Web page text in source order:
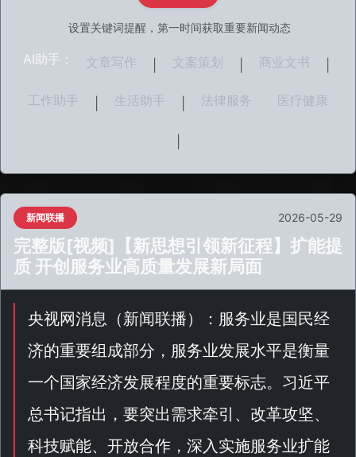
设置关键词提醒，第一时间获取重要新闻动态
AI助手： 文章写作 文案策划 商业文书
工作助手 生活助手 法律服务 医疗健康
新闻联播 2026-05-29
完整版[视频]【新思想引领新征程】扩能提
质 开创服务业高质量发展新局面
央视网消息（新闻联播）：服务业是国民经
济的重要组成部分，服务业发展水平是衡量
一个国家经济发展程度的重要标志。习近平
总书记指出，要突出需求牵引、改革攻坚、
科技赋能、开放合作，深入实施服务业扩能